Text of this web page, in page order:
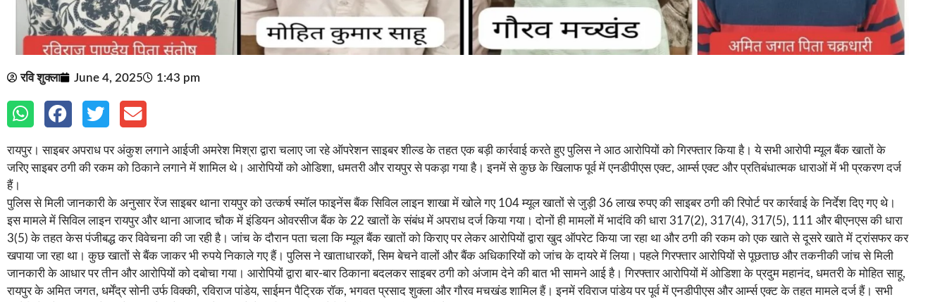
रवि शुक्ला June 4, 2025 1:43 pm
रायपुर। साइबर अपराध पर अंकुश लगाने आईजी अमरेश मिश्रा द्वारा चलाए जा रहे ऑपरेशन साइबर शील्ड के तहत एक बड़ी कार्रवाई करते हुए पुलिस ने आठ आरोपियों को गिरफ्तार किया है। ये सभी आरोपी म्यूल बैंक खातों के
जरिए साइबर ठगी की रकम को ठिकाने लगाने में शामिल थे। आरोपियों को ओडिशा, धमतरी और रायपुर से पकड़ा गया है। इनमें से कुछ के खिलाफ पूर्व में एनडीपीएस एक्ट, आर्म्स एक्ट और प्रतिबंधात्मक धाराओं में भी प्रकरण दर्ज
हैं।
पुलिस से मिली जानकारी के अनुसार रेंज साइबर थाना रायपुर को उत्कर्ष स्मॉल फाइनेंस बैंक सिविल लाइन शाखा में खोले गए 104 म्यूल खातों से जुड़ी 36 लाख रुपए की साइबर ठगी की रिपोर्ट पर कार्रवाई के निर्देश दिए गए थे।
इस मामले में सिविल लाइन रायपुर और थाना आजाद चौक में इंडियन ओवरसीज बैंक के 22 खातों के संबंध में अपराध दर्ज किया गया। दोनों ही मामलों में भादंवि की धारा 317(2), 317(4), 317(5), 111 और बीएनएस की धारा
3(5) के तहत केस पंजीबद्ध कर विवेचना की जा रही है। जांच के दौरान पता चला कि म्यूल बैंक खातों को किराए पर लेकर आरोपियों द्वारा खुद ऑपरेट किया जा रहा था और ठगी की रकम को एक खाते से दूसरे खाते में ट्रांसफर कर
खपाया जा रहा था। कुछ खातों से बैंक जाकर भी रुपये निकाले गए हैं। पुलिस ने खाताधारकों, सिम बेचने वालों और बैंक अधिकारियों को जांच के दायरे में लिया। पहले गिरफ्तार आरोपियों से पूछताछ और तकनीकी जांच से मिली
जानकारी के आधार पर तीन और आरोपियों को दबोचा गया। आरोपियों द्वारा बार-बार ठिकाना बदलकर साइबर ठगी को अंजाम देने की बात भी सामने आई है। गिरफ्तार आरोपियों में ओडिशा के प्रदुम महानंद, धमतरी के मोहित साहू,
रायपुर के अमित जगत, धर्मेंद्र सोनी उर्फ विक्की, रविराज पांडेय, साईमन पैट्रिक रॉक, भगवत प्रसाद शुक्ला और गौरव मचखंड शामिल हैं। इनमें रविराज पांडेय पर पूर्व में एनडीपीएस और आर्म्स एक्ट के तहत मामले दर्ज हैं। सभी